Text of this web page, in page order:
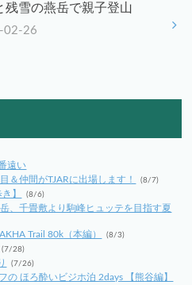
残雪の燕岳で親子登山
02-26
遠い
＆仲間がTJARに出場します！
(8/7)
】 (8/6)
、千畳敷より駒峰ヒュッテを目指す夏
Trail 80k（本編） (8/3)
(7/28)
(7/26)
の ほろ酔いビジホ泊 2days 【熊谷編】